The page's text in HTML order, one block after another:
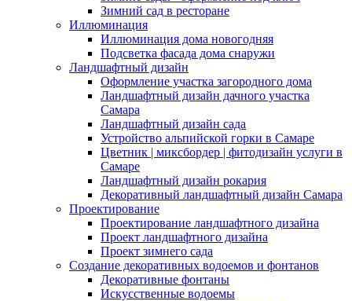
Зимний сад в ресторане
Иллюминация
Иллюминация дома новогодняя
Подсветка фасада дома снаружи
Ландшафтный дизайн
Оформление участка загородного дома
Ландшафтный дизайн дачного участка
Самара
Ландшафтный дизайн сада
Устройство альпийской горки в Самаре
Цветник | миксбордер | фитодизайн услуги в
Самаре
Ландшафтный дизайн рокария
Декоративный ландшафтный дизайн Самара
Проектирование
Проектирование ландшафтного дизайна
Проект ландшафтного дизайна
Проект зимнего сада
Создание декоративных водоемов и фонтанов
Декоративные фонтаны
Искусственные водоемы